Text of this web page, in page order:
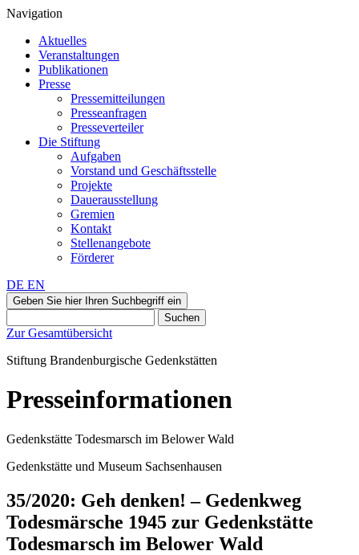
Navigation
Aktuelles
Veranstaltungen
Publikationen
Presse
Pressemitteilungen
Presseanfragen
Presseverteiler
Die Stiftung
Aufgaben
Vorstand und Geschäftsstelle
Projekte
Dauerausstellung
Gremien
Kontakt
Stellenangebote
Förderer
DE EN
Geben Sie hier Ihren Suchbegriff ein
Suchen
Zur Gesamtübersicht
Stiftung Brandenburgische Gedenkstätten
Presseinformationen
Gedenkstätte Todesmarsch im Belower Wald
Gedenkstätte und Museum Sachsenhausen
35/2020: Geh denken! – Gedenkweg
Todesmärsche 1945 zur Gedenkstätte
Todesmarsch im Belower Wald